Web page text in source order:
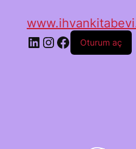
Oturum aç